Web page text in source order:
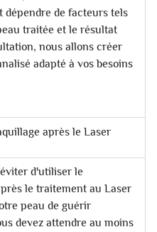
dépendre de facteurs tels
traitée et le résultat
nous allons créer
adapté à vos besoins
après le Laser
d'utiliser le
le traitement au Laser
peau de guérir
devez attendre au moins